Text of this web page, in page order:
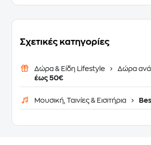
Σχετικές κατηγορίες
Δώρα & Είδη Lifestyle
Δώρα ανά
έως 50€
Μουσική, Ταινίες & Εισιτήρια